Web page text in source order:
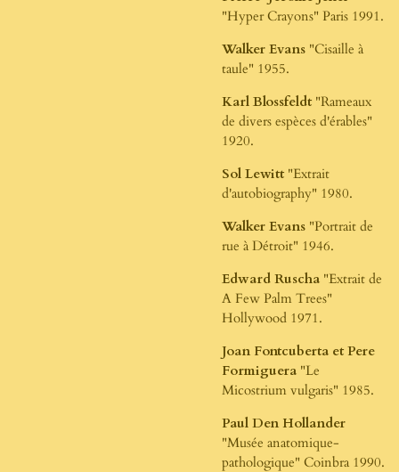
"Hyper Crayons" Paris 1991.
Walker Evans "Cisaille à
taule" 1955.
Karl Blossfeldt "Rameaux
de divers espèces d'érables"
1920.
Sol Lewitt "Extrait
d'autobiography" 1980.
Walker Evans "Portrait de
rue à Détroit" 1946.
Edward Ruscha "Extrait de
A Few Palm Trees"
Hollywood 1971.
Joan Fontcuberta et Pere
Formiguera "Le
Micostrium vulgaris" 1985.
Paul Den Hollander
"Musée anatomique-
pathologique" Coinbra 1990.